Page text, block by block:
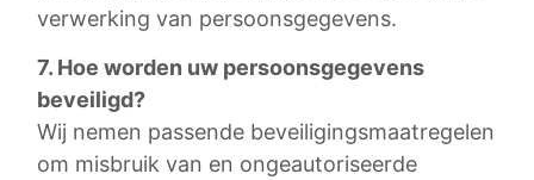
verwerking van persoonsgegevens.
7. Hoe worden uw persoonsgegevens
beveiligd?
Wij nemen passende beveiligingsmaatregelen
om misbruik van en ongeautoriseerde